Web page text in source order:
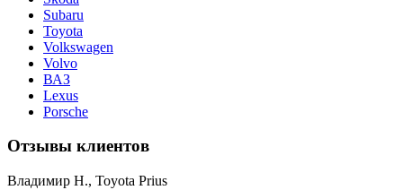
Subaru
Toyota
Volkswagen
Volvo
ВАЗ
Lexus
Porsche
Отзывы клиентов
Владимир Н., Toyota Prius